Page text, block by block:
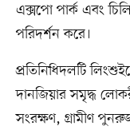
এক্সপো পার্ক এবং
পরিদর্শন করে।
প্রতিনিধিদলটি
দানজিয়ার সমৃদ্ধ
সংরক্ষণ, গ্রামীণ